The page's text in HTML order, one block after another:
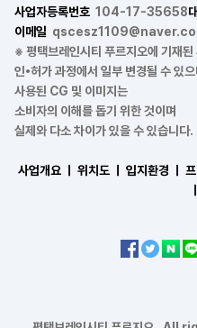
사업자등록번호 104-17-35658
이메일
※ 평택브레인시티 푸르지오에 기재된
인•허가 과정에서 일부 변경될 수 있으
사용된 CG 및 이미지는
소비자의 이해를 돕기 위한 것이며
실제와 다소 차이가 있을 수 있습니다.
사업개요 ㅣ 위치도 ㅣ 입지환경 ㅣ 프